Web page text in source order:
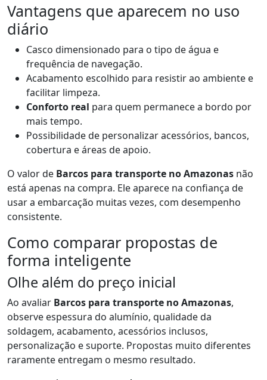
Vantagens que aparecem no uso
diário
Casco dimensionado para o tipo de água e
frequência de navegação.
Acabamento escolhido para resistir ao ambiente e
facilitar limpeza.
Conforto real para quem permanece a bordo por
mais tempo.
Possibilidade de personalizar acessórios, bancos,
cobertura e áreas de apoio.
O valor de Barcos para transporte no Amazonas não
está apenas na compra. Ele aparece na confiança de
usar a embarcação muitas vezes, com desempenho
consistente.
Como comparar propostas de
forma inteligente
Olhe além do preço inicial
Ao avaliar Barcos para transporte no Amazonas,
observe espessura do alumínio, qualidade da
soldagem, acabamento, acessórios inclusos,
personalização e suporte. Propostas muito diferentes
raramente entregam o mesmo resultado.